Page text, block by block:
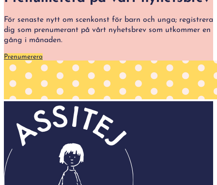
För senaste nytt om scenkonst för barn och unga; registrera
dig som prenumerant på vårt nyhetsbrev som utkommer en
gång i månaden.
Prenumerera